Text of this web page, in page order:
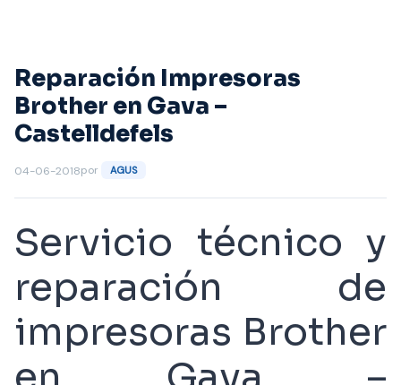
Reparación Impresoras
Brother en Gava –
Castelldefels
04-06-2018por AGUS
Servicio técnico y
reparación de
impresoras Brother